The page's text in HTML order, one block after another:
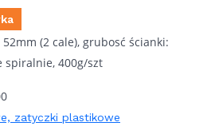
(2 cale), grubosć ścianki:
spiralnie, 400g/szt
zatyczki plastikowe